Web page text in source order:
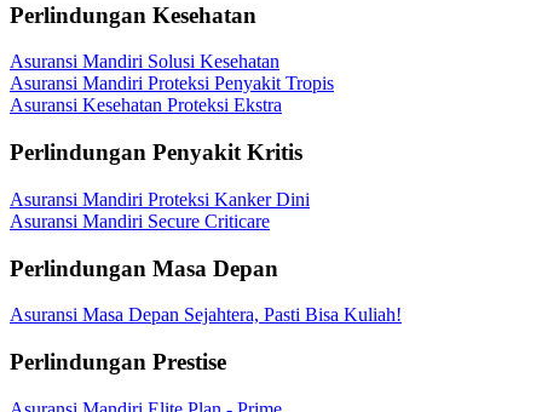
Perlindungan Kesehatan
Asuransi Mandiri Solusi Kesehatan
Asuransi Mandiri Proteksi Penyakit Tropis
Asuransi Kesehatan Proteksi Ekstra
Perlindungan Penyakit Kritis
Asuransi Mandiri Proteksi Kanker Dini
Asuransi Mandiri Secure Criticare
Perlindungan Masa Depan
Asuransi Masa Depan Sejahtera, Pasti Bisa Kuliah!
Perlindungan Prestise